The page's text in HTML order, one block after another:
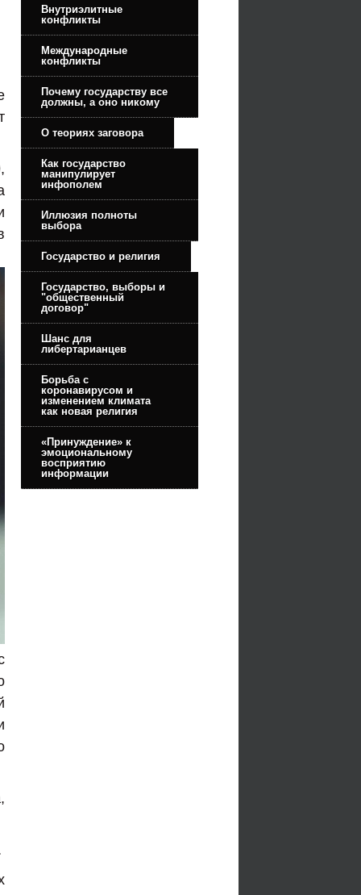
Внутриэлитные
конфликты
Международные
конфликты
Почему государству все
должны, а оно никому
О теориях заговора
Как государство
манипулирует
инфополем
Иллюзия полноты
выбора
Государство и религия
Государство, выборы и
"общественный
договор"
Шанс для
либертарианцев
Борьба с
коронавирусом и
изменением климата
как новая религия
«Принуждение» к
эмоциональному
восприятию
информации